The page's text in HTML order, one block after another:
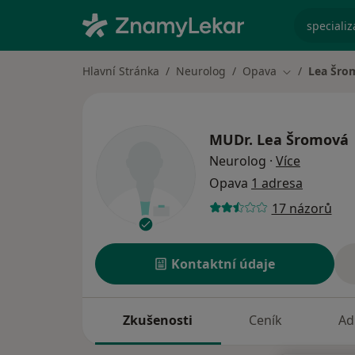
Hlavní Stránka Neurolog Opava Změna města
Lea
MUDr. Lea Šromová
Neurolog · Více
Opava 1 adresa
17 názorů
Kontaktní údaje
Zkušenosti Ceník